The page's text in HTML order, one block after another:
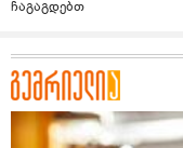
ჩაგაგდებთ